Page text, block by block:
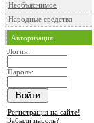
Необъяснимое
Народные средства
Авторизация
Логин:
Пароль:
Регистрация на сайте!
Забыли пароль?